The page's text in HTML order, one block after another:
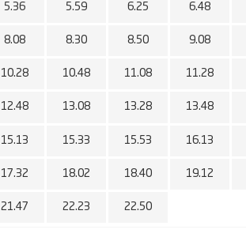
5.36 5.59 6.25 6.48
8.08 8.30 8.50 9.08
10.28 10.48 11.08 11.28
12.48 13.08 13.28 13.48
15.13 15.33 15.53 16.13
17.32 18.02 18.40 19.12
21.47 22.23 22.50